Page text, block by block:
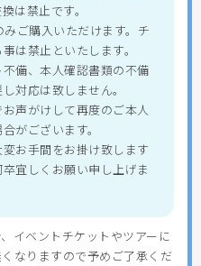
は禁止です。
ご購入いただけます。チ
は禁止といたします。
備、本人確認書類の不備
対応は致しません。
声がけして再度のご本人
がございます。
お手間をお掛け致します
宜しくお願い申し上げま
イベントチケットやツアーに
なりますので予めご了承くだ